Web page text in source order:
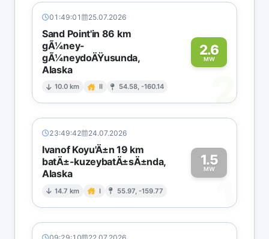
01:49:01 25.07.2026
Sand Point'in 86 km
gÃ¼ney-
gÃ¼neydoÄŸusunda,
Alaska
10.0 km II 54.58, -160.14
2.6
MW
2
23:49:42 24.07.2026
Ivanof Koyu'Ä±n 19 km
batÄ±-kuzeybatÄ±sÄ±nda,
Alaska
14.7 km I 55.97, -159.77
1.5
MW
1